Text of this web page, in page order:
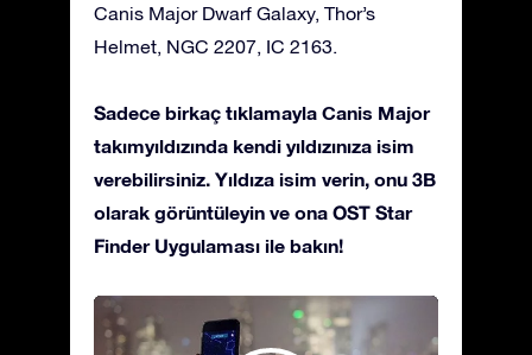
Canis Major Dwarf Galaxy, Thor’s
Helmet, NGC 2207, IC 2163.
Sadece birkaç tıklamayla Canis Major
takımyıldızında kendi yıldızınıza isim
verebilirsiniz. Yıldıza isim verin, onu 3B
olarak görüntüleyin ve ona OST Star
Finder Uygulaması ile bakın!